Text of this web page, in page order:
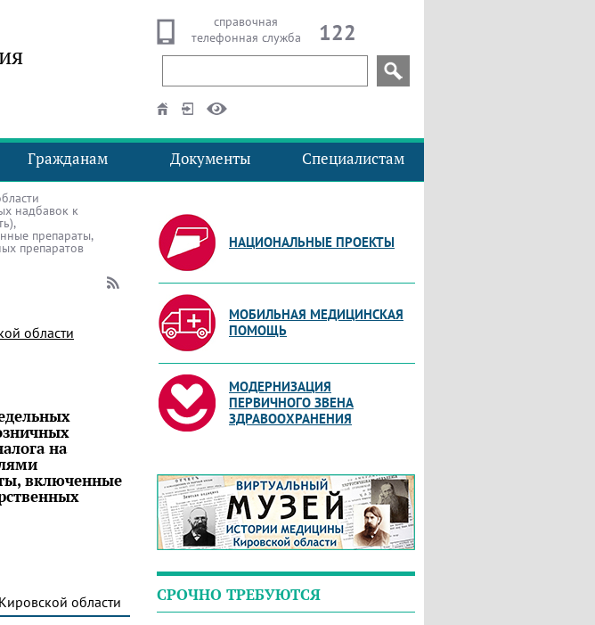
справочная
телефонная служба
122
Гражданам Документы Специалистам
надбавок к
препараты,
препаратов
области
на
включенные
области
НАЦИОНАЛЬНЫЕ ПРОЕКТЫ
МОБИЛЬНАЯ МЕДИЦИНСКАЯ
ПОМОЩЬ
МОДЕРНИЗАЦИЯ
ПЕРВИЧНОГО ЗВЕНА
ЗДРАВООХРАНЕНИЯ
СРОЧНО ТРЕБУЮТСЯ